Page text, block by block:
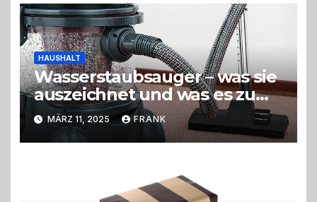
HAUSHALT
Wasserstaubsauger – was sie
auszeichnet und was es zu
beachten gilt
MÄRZ 11, 2025 FRANK